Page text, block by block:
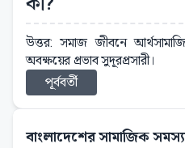
উত্তর: সমাজ জীবনে
অবক্ষয়ের প্রভাব সুদূরপ্রসারী।
পূর্ববর্তী
বাংলাদেশের সামাজিক